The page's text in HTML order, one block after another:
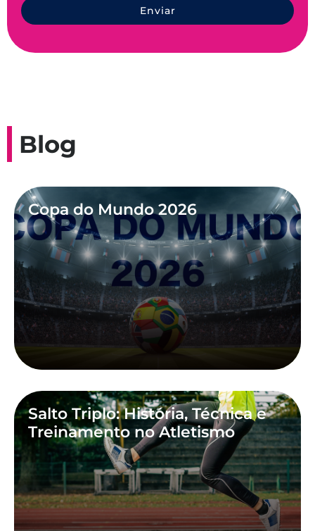
Enviar
Blog
Copa do Mundo 2026
Salto Triplo: História, Técnica e
Treinamento no Atletismo